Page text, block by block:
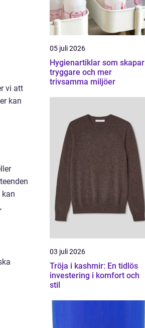
vi att
kan
05 juli 2026
Hygienartiklar som skapar
tryggare och mer
trivsamma miljöer
03 juli 2026
Tröja i kashmir: En tidlös
investering i komfort och
stil